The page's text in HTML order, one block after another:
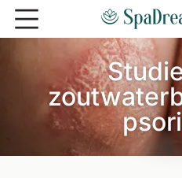
Naar hoofdinhoud gaan